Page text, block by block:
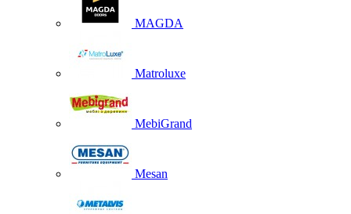
MAGDA
Matroluxe
MebiGrand
Mesan